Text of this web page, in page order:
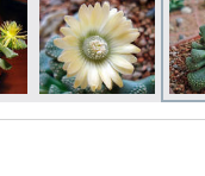
Izdrukas 1h laikā